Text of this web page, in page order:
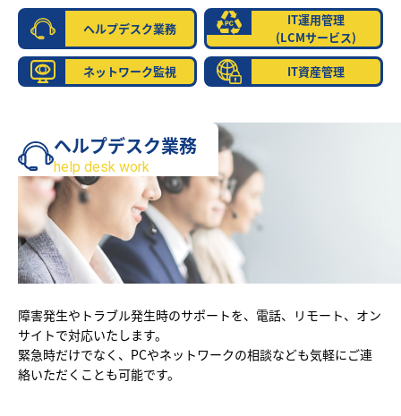
ヘルプデスク業務
IT運用管理
(LCMサービス)
ネットワーク監視
IT資産管理
ヘルプデスク業務
help desk work
障害発生やトラブル発生時のサポートを、電話、リモート、オン
サイトで対応いたします。
緊急時だけでなく、PCやネットワークの相談なども気軽にご連
絡いただくことも可能です。